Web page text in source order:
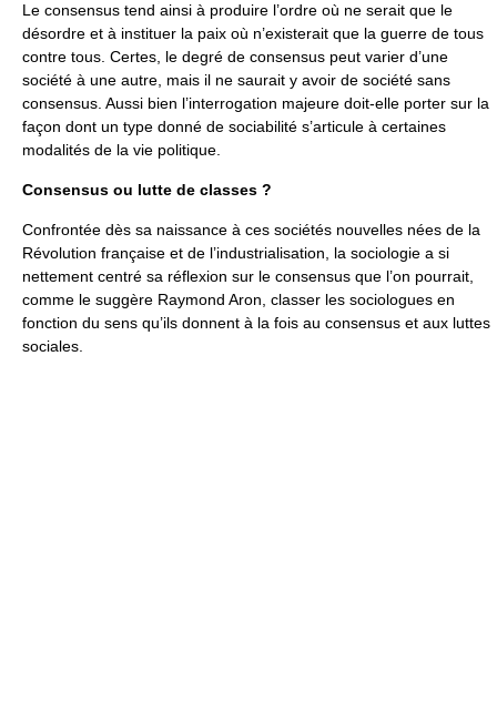
Le consensus tend ainsi à produire l’ordre où ne serait que le
désordre et à instituer la paix où n’existerait que la guerre de tous
contre tous. Certes, le degré de consensus peut varier d’une
société à une autre, mais il ne saurait y avoir de société sans
consensus. Aussi bien l’interrogation majeure doit-elle porter sur la
façon dont un type donné de sociabilité s’articule à certaines
modalités de la vie politique.
Consensus ou lutte de classes ?
Confrontée dès sa naissance à ces sociétés nouvelles nées de la
Révolution française et de l’industrialisation, la sociologie a si
nettement centré sa réflexion sur le consensus que l’on pourrait,
comme le suggère Raymond Aron, classer les sociologues en
fonction du sens qu’ils donnent à la fois au consensus et aux luttes
sociales.